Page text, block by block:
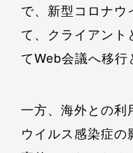
で、新型コロナウ
て、クライアント
てWeb会議へ移行
一方、海外との利
ウイルス感染症